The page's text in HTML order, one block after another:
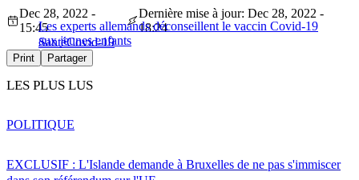
Les experts allemands déconseillent le vaccin Covid-19
aux jeunes enfants
Dec 28, 2022 -
15:45
Dernière mise à jour: Dec 28, 2022 -
18:24
SantéCovid-19
Print Partager
LES PLUS LUS
EXCLUSIF : L'Islande demande à Bruxelles de ne pas s'immiscer
POLITIQUE